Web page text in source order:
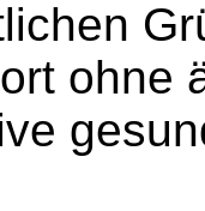
ohne